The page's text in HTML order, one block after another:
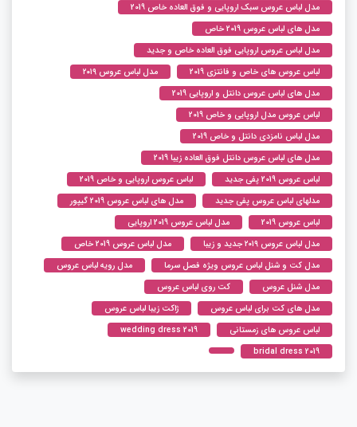
مدل لباس عروس سبک اروپایی و فوق العاده خاص 2019
مدل های لباس عروس 2019 خاص
مدل لباس عروس اروپایی فوق العاده خاص و جدید
لباس عروس های خاص و فانتزی 2019
مدل لباس عروس ۲۰۱۹
مدل های لباس عروس دانتل و اروپایی 2019
لباس عروس مدل اروپایی و خاص 2019
مدل لباس نامزدی دانتل و خاص 2019
مدل های لباس عروس دانتل فوق العاده زیبا 2019
لباس عروس 2019 پفی جدید
لباس عروس اروپایی و خاص 2019
مدلهای لباس عروس پفی جدید
مدل های لباس عروس 2019 گیپور
لباس عروس 2019
مدل لباس عروس 2019 اروپایی
مدل لباس عروس ۲۰۱۹ جدید و زیبا
مدل لباس عروس 2019 خاص
مدل کت و شنل لباس عروس ویژه فصل سرما
مدل رویه لباس عروس
مدل شنل عروس
کت روی لباس عروس
مدل های کت برای لباس عروس
ژاکت زیبا لباس عروس
لباس عروس های زمستانی
wedding dress 2019
bridal dress 2019